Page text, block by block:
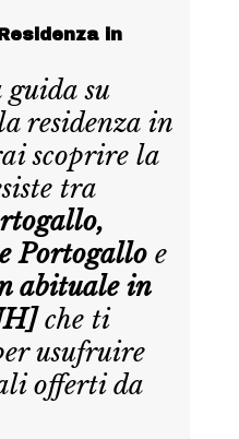
in
guida su
residenza in
scoprire la
tra
Portogalloe
abituale in
che ti
usufruire
offerti da